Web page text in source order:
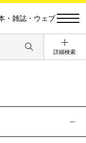
・雑誌・ウェブ
詳細検索